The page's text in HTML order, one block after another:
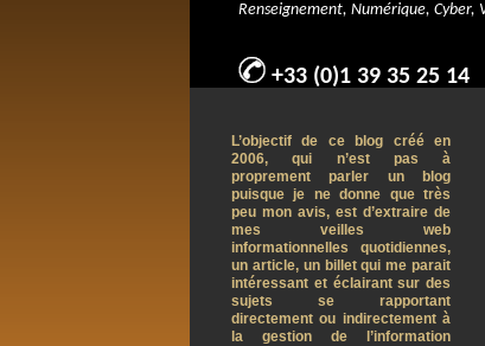
Renseignement, Numérique, Cyber,
+33 (0)1 39 35 25 14
L’objectif de ce blog créé en
2006, qui n’est pas à
proprement parler un blog
puisque je ne donne que très
peu mon avis, est d’extraire de
mes veilles web
informationnelles quotidiennes,
un article, un billet qui me parait
intéressant et éclairant sur des
sujets se rapportant
directement ou indirectement à
la gestion de l’information